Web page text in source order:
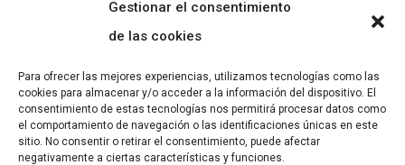
Gestionar el consentimiento
de las cookies
Para ofrecer las mejores experiencias, utilizamos tecnologías como las
cookies para almacenar y/o acceder a la información del dispositivo. El
consentimiento de estas tecnologías nos permitirá procesar datos como
el comportamiento de navegación o las identificaciones únicas en este
sitio. No consentir o retirar el consentimiento, puede afectar
negativamente a ciertas características y funciones.